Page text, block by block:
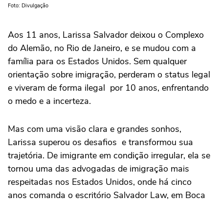
Foto: Divulgação
Aos 11 anos, Larissa Salvador deixou o Complexo
do Alemão, no Rio de Janeiro, e se mudou com a
família para os Estados Unidos. Sem qualquer
orientação sobre imigração, perderam o status legal
e viveram de forma ilegal por 10 anos, enfrentando
o medo e a incerteza.
Mas com uma visão clara e grandes sonhos,
Larissa superou os desafios e transformou sua
trajetória. De imigrante em condição irregular, ela se
tornou uma das advogadas de imigração mais
respeitadas nos Estados Unidos, onde há cinco
anos comanda o escritório Salvador Law, em Boca